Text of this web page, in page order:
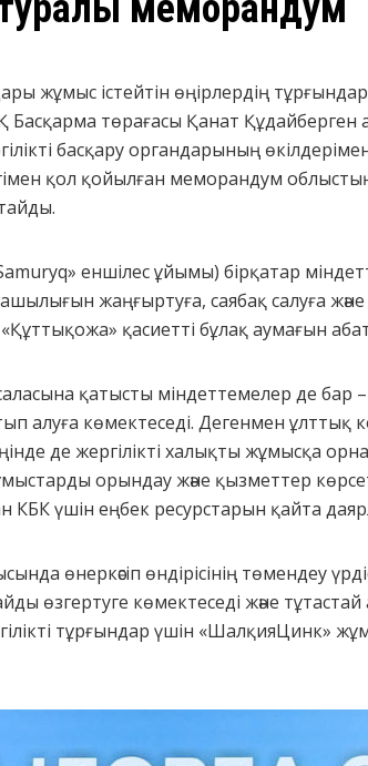
жұмыс істейтін өңірлердің
Басқарма төрағасы Қанат Құдайберген
басқару органдарының өкілдерімен
қол қойылған меморандум
еншілес ұйымы) бірқатар
жаңғыртуға, саябақ салуға
қасиетті бұлақ аумағын
қатысты міндеттемелер де
алуға көмектеседі. Дегенмен
де жергілікті халықты жұмысқа
орындау және қызметтер
үшін еңбек ресурстарын қайта
өнеркәсіп өндірісінің төмендеу
өзгертуге көмектеседі және тұтастай
тұрғындар үшін «ШалқияЦинк»